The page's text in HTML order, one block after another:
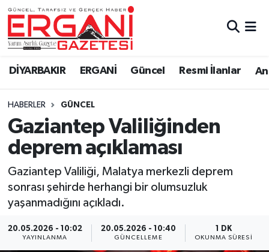
DİYARBAKIR ERGANİ Güncel Resmi İlanlar
HABERLER GÜNCEL
Gaziantep Valiliğinden
deprem açıklaması
Gaziantep Valiliği, Malatya merkezli deprem
sonrası şehirde herhangi bir olumsuzluk
yaşanmadığını açıkladı.
20.05.2026 - 10:02
YAYINLANMA
20.05.2026 - 10:40
GÜNCELLEME
1 DK
OKUNMA SÜRESI
DİYARBAKIR
BİSMİL
BAĞLAR
ERGANİ
Güncel
Resmi İlanlar
Sağlık
Si̇yaset
Ergani Nöbetçi Eczaneler
Ergani Hava Durumu
Ergani Trafik Yoğunluk Haritası
Süper Lig Puan Durumu ve Fikstür
Tüm Manşetler
Son Dakika Haberleri
Haber Arşivi